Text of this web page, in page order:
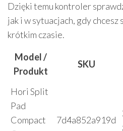
Dzięki temu kontroler
jak i w sytuacjach, gdy
krótkim czasie.
Model /
Produkt
SKU
Hori Split
Pad
Compact
7d4a852a919d